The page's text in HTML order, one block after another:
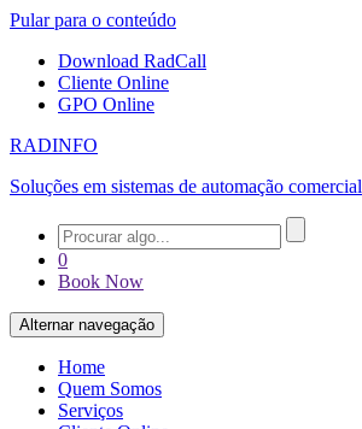
Pular para o conteúdo
Download RadCall
Cliente Online
GPO Online
RADINFO
Soluções em sistemas de automação comercial
0
Book Now
Alternar navegação
Home
Quem Somos
Serviços